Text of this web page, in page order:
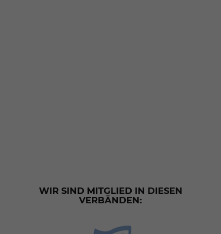
WIR SIND MITGLIED IN DIESEN
VERBÄNDEN: